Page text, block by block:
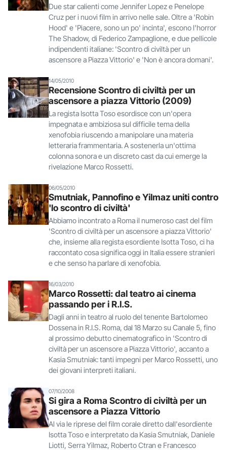
Due star calienti come Jennifer Lopez e Penelope
Cruz per i nuovi film in arrivo nelle sale. Oltre a 'Robin
Hood' e 'Piacere, sono un po' incinta', escono l'horror
The Shadow, di Federico Zampaglione, e due pellicole
indipendenti italiane: 'Scontro di civiltà per un
ascensore a Piazza Vittorio' e 'Non è ancora domani'.
14/05/2010
Recensione Scontro di civiltà per un
ascensore a piazza Vittorio (2009)
La regista Isotta Toso esordisce con un'opera
impegnata e ambiziosa sul difficile tema della
xenofobia riuscendo a manipolare una materia
letteraria frammentaria. A sostenerla un'ottima
colonna sonora e un discreto cast da cui emerge la
rivelazione Marco Rossetti.
06/05/2010
Smutniak, Pannofino e Yilmaz uniti contro
'lo scontro di civiltà'
Abbiamo incontrato a Roma il numeroso cast del film
'Scontro di civiltà per un ascensore a piazza Vittorio'
che, insieme alla regista esordiente Isotta Toso, ci ha
raccontato cosa significa oggi in Italia essere stranieri
e che senso ha parlare di xenofobia.
16/03/2010
Marco Rossetti: dal teatro ai cinema
passando per i R.I.S.
Dagli anni in teatro al ruolo del tenente Bartolomeo
Dossena in R.I.S. Roma, dal 18 Marzo su Canale 5, fino
al prossimo debutto cinematografico in 'Scontro di
civiltà per un ascensore a Piazza Vittorio', accanto a
Kasia Smutniak: tanti impegni per Marco Rossetti, uno
dei giovani interpreti italiani.
07/10/2008
Si gira a Roma Scontro di civiltà per un
ascensore a Piazza Vittorio
Al via le riprese del film corale diretto dall'esordiente
Isotta Toso e interpretato da Kasia Smutniak, Daniele
Liotti, Serra Yilmaz, Roberto Ctran e Francesco